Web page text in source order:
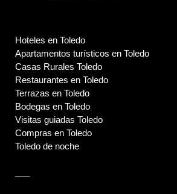
Hoteles en Toledo
Apartamentos turísticos en Toledo
Casas Rurales Toledo
Restaurantes en Toledo
Terrazas en Toledo
Bodegas en Toledo
Visitas guiadas Toledo
Compras en Toledo
Toledo de noche